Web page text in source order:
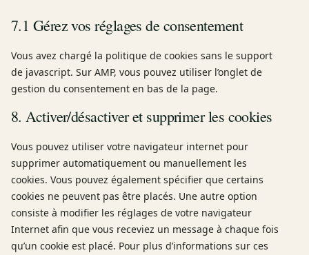
7.1 Gérez vos réglages de consentement
Vous avez chargé la politique de cookies sans le support
de javascript. Sur AMP, vous pouvez utiliser l’onglet de
gestion du consentement en bas de la page.
8. Activer/désactiver et supprimer les cookies
Vous pouvez utiliser votre navigateur internet pour
supprimer automatiquement ou manuellement les
cookies. Vous pouvez également spécifier que certains
cookies ne peuvent pas être placés. Une autre option
consiste à modifier les réglages de votre navigateur
Internet afin que vous receviez un message à chaque fois
qu’un cookie est placé. Pour plus d’informations sur ces